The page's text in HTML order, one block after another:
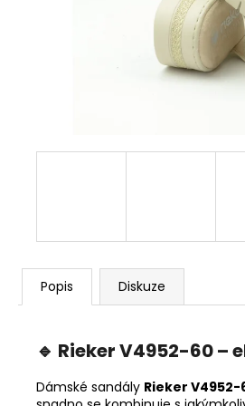
Popis Diskuze
🔹 Rieker V4952-60
Dámské sandály Rieker V4952-
1 498 Kč